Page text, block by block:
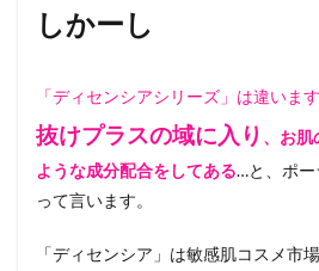
しかーし
「ディセンシアシリーズ」は違います
抜けプラスの域に入り 、 お肌
ような成分配合をしてある…と、ポー
って言います。
「ディセンシア」は敏感肌コスメ市